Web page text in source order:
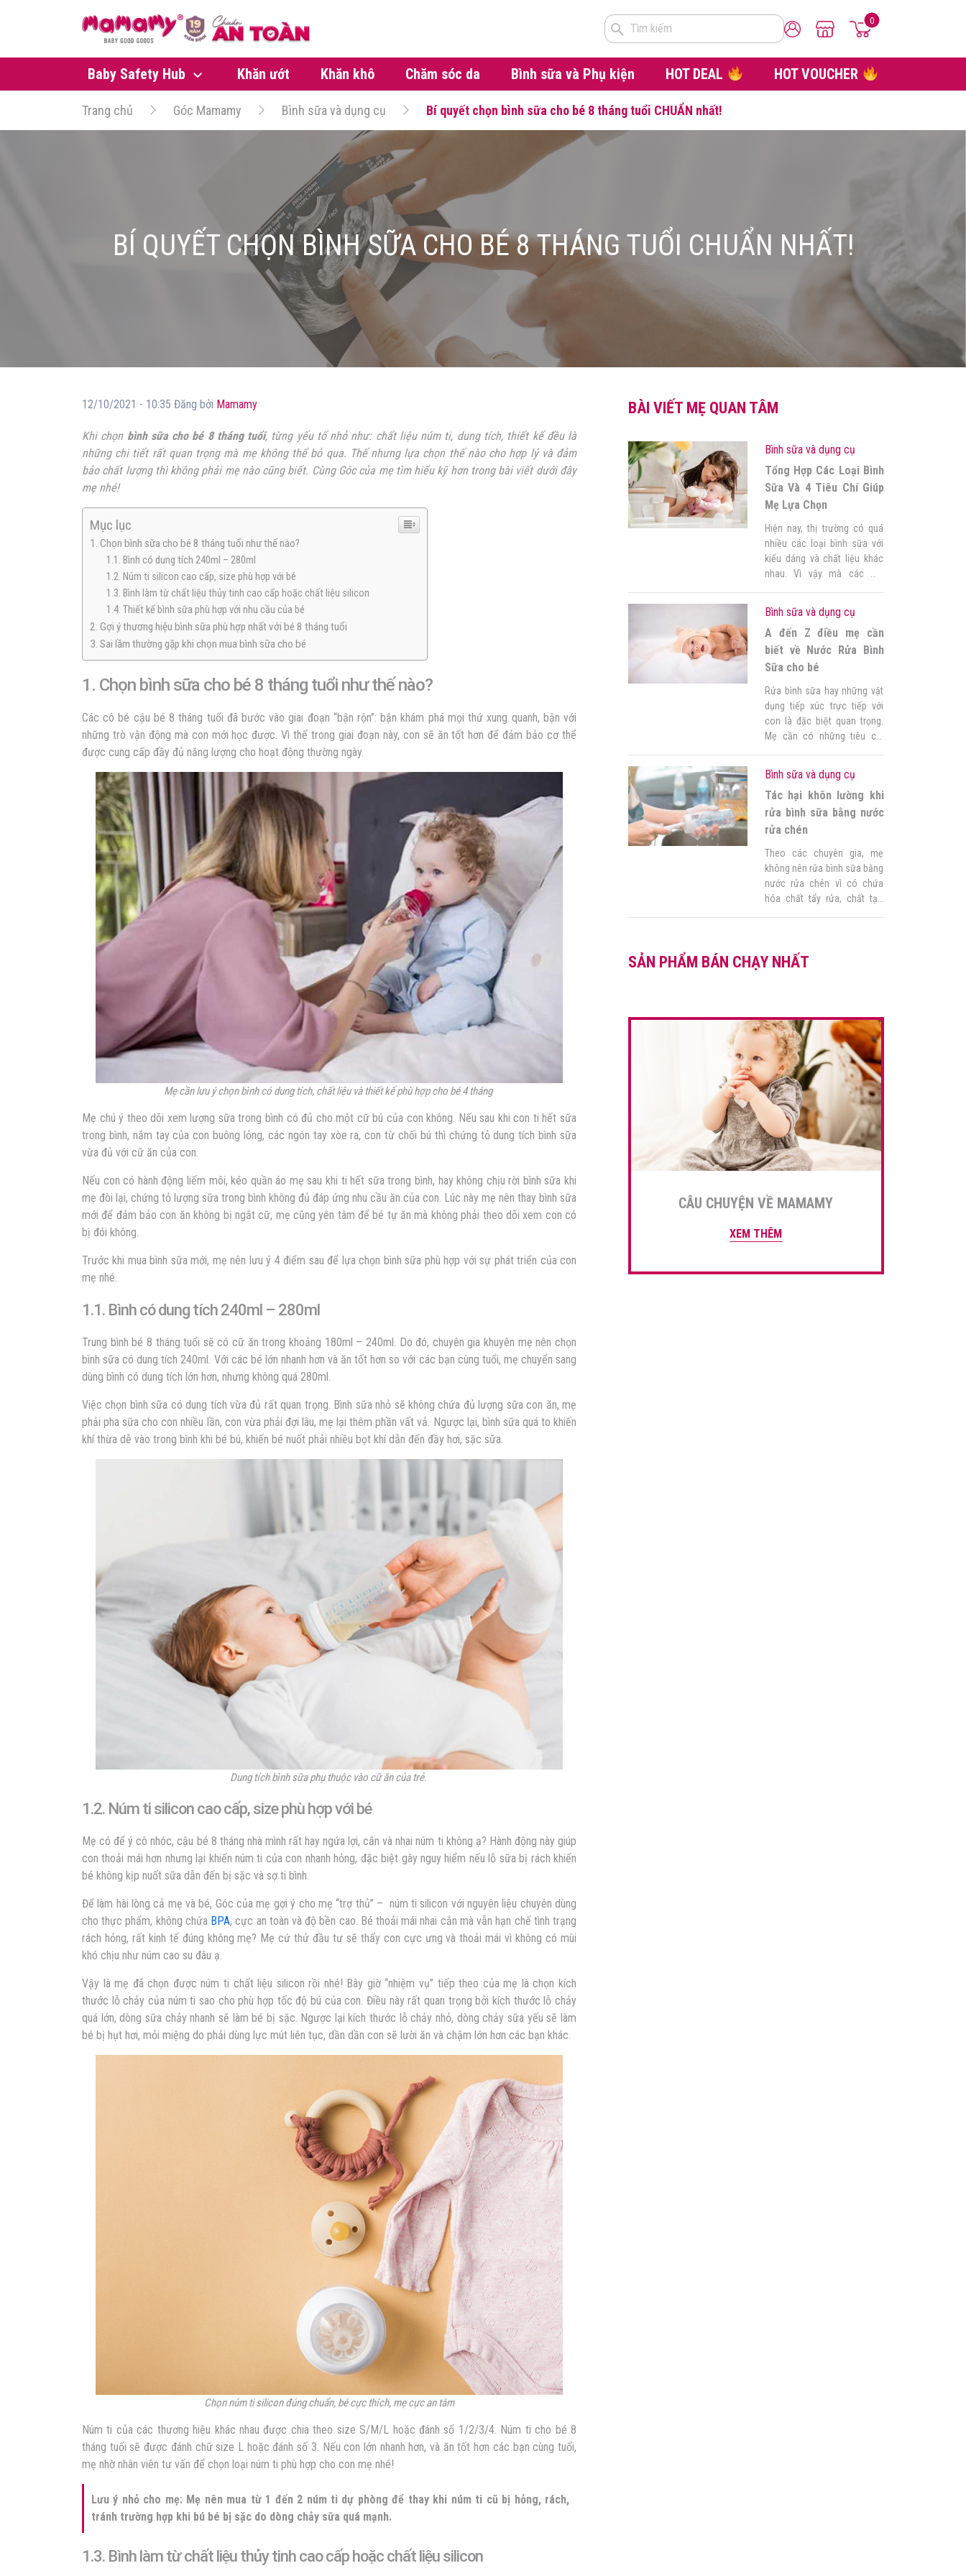
Tìm kiếm
0
Baby Safety Hub Khăn ướt Khăn khô Chăm sóc da Bình sữa và Phụ kiện HOT DEAL HOT VOUCHER
Trang chủ Góc Mamamy Bình sữa và dụng cụ Bí quyết chọn bình sữa cho bé 8 tháng tuổi CHUẨN nhất!
BÍ QUYẾT CHỌN BÌNH SỮA CHO BÉ 8 THÁNG TUỔI CHUẨN NHẤT!
12/10/2021 - 10:35 Đăng bởi Mamamy
Khi chọn bình sữa cho bé 8 tháng tuổi, từng yếu tố nhỏ như: chất liệu núm ti, dung tích, thiết kế đều là
những chi tiết rất quan trọng mà mẹ không thể bỏ qua. Thế nhưng lựa chọn thế nào cho hợp lý và đảm
bảo chất lượng thì không phải mẹ nào cũng biết. Cùng Góc của mẹ tìm hiểu kỹ hơn trong bài viết dưới đây
mẹ nhé!
Mục lục
1. Chọn bình sữa cho bé 8 tháng tuổi như thế nào?
1.1. Bình có dung tích 240ml – 280ml
1.2. Núm ti silicon cao cấp, size phù hợp với bé
1.3. Bình làm từ chất liệu thủy tinh cao cấp hoặc chất liệu silicon
1.4. Thiết kế bình sữa phù hợp với nhu cầu của bé
2. Gợi ý thương hiệu bình sữa phù hợp nhất với bé 8 tháng tuổi
3. Sai lầm thường gặp khi chọn mua bình sữa cho bé
1. Chọn bình sữa cho bé 8 tháng tuổi như thế nào?
Các cô bé cậu bé 8 tháng tuổi đã bước vào giai đoạn “bận rộn”: bận khám phá mọi thứ xung quanh, bận với
những trò vận động mà con mới học được. Vì thế trong giai đoạn này, con sẽ ăn tốt hơn để đảm bảo cơ thể
được cung cấp đầy đủ năng lượng cho hoạt động thường ngày.
Mẹ cần lưu ý chọn bình có dung tích, chất liệu và thiết kế phù hợp cho bé 4 tháng
Mẹ chú ý theo dõi xem lượng sữa trong bình có đủ cho một cữ bú của con không. Nếu sau khi con ti hết sữa
trong bình, nắm tay của con buông lỏng, các ngón tay xòe ra, con từ chối bú thì chứng tỏ dung tích bình sữa
vừa đủ với cữ ăn của con.
Nếu con có hành động liếm môi, kéo quần áo mẹ sau khi ti hết sữa trong bình, hay không chịu rời bình sữa khi
mẹ đòi lại, chứng tỏ lượng sữa trong bình không đủ đáp ứng nhu cầu ăn của con. Lúc này mẹ nên thay bình sữa
mới để đảm bảo con ăn không bị ngắt cữ, mẹ cũng yên tâm để bé tự ăn mà không phải theo dõi xem con có
bị đói không.
Trước khi mua bình sữa mới, mẹ nên lưu ý 4 điểm sau để lựa chọn bình sữa phù hợp với sự phát triển của con
mẹ nhé.
1.1. Bình có dung tích 240ml – 280ml
Trung bình bé 8 tháng tuổi sẽ có cữ ăn trong khoảng 180ml – 240ml. Do đó, chuyên gia khuyên mẹ nên chọn
bình sữa có dung tích 240ml. Với các bé lớn nhanh hơn và ăn tốt hơn so với các bạn cùng tuổi, mẹ chuyển sang
dùng bình có dung tích lớn hơn, nhưng không quá 280ml.
Việc chọn bình sữa có dung tích vừa đủ rất quan trọng. Bình sữa nhỏ sẽ không chứa đủ lượng sữa con ăn, mẹ
phải pha sữa cho con nhiều lần, con vừa phải đợi lâu, mẹ lại thêm phần vất vả. Ngược lại, bình sữa quá to khiến
khí thừa dễ vào trong bình khi bé bú, khiến bé nuốt phải nhiều bọt khí dẫn đến đầy hơi, sặc sữa.
Dung tích bình sữa phụ thuộc vào cữ ăn của trẻ.
1.2. Núm ti silicon cao cấp, size phù hợp với bé
Mẹ có để ý cô nhóc, cậu bé 8 tháng nhà mình rất hay ngứa lợi, cắn và nhai núm ti không ạ? Hành động này giúp
con thoải mái hơn nhưng lại khiến núm ti của con nhanh hỏng, đặc biệt gây nguy hiểm nếu lỗ sữa bị rách khiến
bé không kịp nuốt sữa dẫn đến bị sặc và sợ ti bình.
Để làm hài lòng cả mẹ và bé, Góc của mẹ gợi ý cho mẹ “trợ thủ” – núm ti silicon với nguyên liệu chuyên dùng
cho thực phẩm, không chứa BPA, cực an toàn và độ bền cao. Bé thoải mái nhai cắn mà vẫn hạn chế tình trạng
rách hỏng, rất kinh tế đúng không mẹ? Mẹ cứ thử đầu tư sẽ thấy con cực ưng và thoải mái vì không có mùi
khó chịu như núm cao su đâu ạ.
Vậy là mẹ đã chọn được núm ti chất liệu silicon rồi nhé! Bây giờ “nhiệm vụ” tiếp theo của mẹ là chọn kích
thước lỗ chảy của núm ti sao cho phù hợp tốc độ bú của con. Điều này rất quan trọng bởi kích thước lỗ chảy
quá lớn, dòng sữa chảy nhanh sẽ làm bé bị sặc. Ngược lại kích thước lỗ chảy nhỏ, dòng chảy sữa yếu sẽ làm
bé bị hụt hơi, mỏi miệng do phải dùng lực mút liên tục, dần dần con sẽ lười ăn và chậm lớn hơn các bạn khác.
Chọn núm ti silicon đúng chuẩn, bé cực thích, mẹ cực an tâm
Núm ti của các thương hiệu khác nhau được chia theo size S/M/L hoặc đánh số 1/2/3/4. Núm ti cho bé 8
tháng tuổi sẽ được đánh chữ size L hoặc đánh số 3. Nếu con lớn nhanh hơn, và ăn tốt hơn các bạn cùng tuổi,
mẹ nhờ nhân viên tư vấn để chọn loại núm ti phù hợp cho con mẹ nhé!
Lưu ý nhỏ cho mẹ: Mẹ nên mua từ 1 đến 2 núm ti dự phòng để thay khi núm ti cũ bị hỏng, rách,
tránh trường hợp khi bú bé bị sặc do dòng chảy sữa quá mạnh.
1.3. Bình làm từ chất liệu thủy tinh cao cấp hoặc chất liệu silicon
BÀI VIẾT MẸ QUAN TÂM
Bình sữa và dụng cụ
Tổng Hợp Các Loại Bình
Sữa Và 4 Tiêu Chí Giúp
Mẹ Lựa Chọn
Hiện nay, thị trường có quá
nhiều các loại bình sữa với
kiểu dáng và chất liệu khác
nhau. Vì vậy mà các mẹ
con. Lưu ngay bài viết sau để
giúp mẹ tổng hợp và lựa chọn
bình sữa phù hợp nhất cho
[…]
Bình sữa và dụng cụ
A đến Z điều mẹ cần
biết về Nước Rửa Bình
Sữa cho bé
Rửa bình sữa hay những vật
dụng tiếp xúc trực tiếp với
con là đặc biệt quan trọng.
Mẹ cần có những tiêu chí
những câu hỏi về loại sản
phẩm này. Nhưng thực ra chỉ
cần 5 điều dưới đây thôi. Mẹ
[…]
Bình sữa và dụng cụ
Tác hại khôn lường khi
rửa bình sữa bằng nước
rửa chén
Theo các chuyên gia, mẹ
không nên rửa bình sữa bằng
nước rửa chén vì có chứa
hóa chất tẩy rửa, chất tạo
thế nào sẽ tốt nhất? Mẹ tham
SẢN PHẨM BÁN CHẠY NHẤT
CÂU CHUYỆN VỀ MAMAMY
XEM THÊM